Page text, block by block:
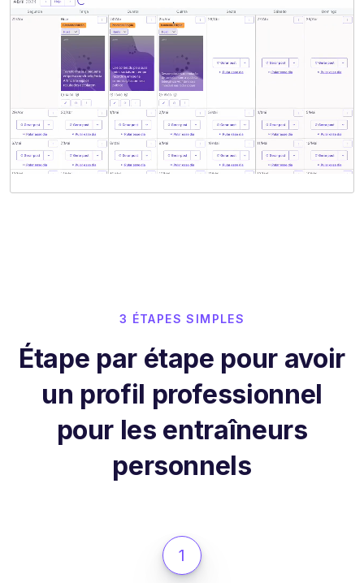
3 ÉTAPES SIMPLES
Étape par étape pour avoir
un profil professionnel
pour les entraîneurs
personnels
1